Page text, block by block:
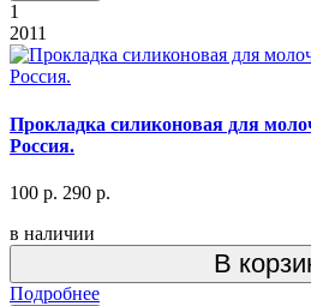
1
2011
Прокладка силиконовая для
Россия.
100 р. 290 р.
в наличии
В
Подробнее